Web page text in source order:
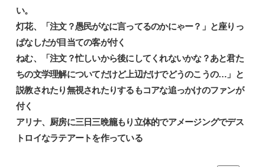
い。‌
灯花、「注文？愚民がなに言ってるのかにゃー？」と座りっ
ぱなしだが目当ての客が付く‌
ねむ、「注文？忙しいから後にしてくれないかな？あと君た
ちの文学理解についてだけど上辺だけでどうのこうの…」と
説教されたり無視されたりするもコアな追っかけのファンが
付く‌
アリナ、厨房に三日三晩籠もり立体的でアメージングでデス
トロイなラテアートを作っている